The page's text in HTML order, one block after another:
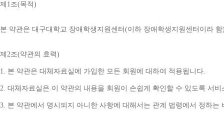
제 1조(목적)
본 약관은 대구대학교 장애학생지원센터 (이하 장애학생지원센터이라 함
제 2조(약관의 효력)
1. 본 약관은 대체자료실에 가입한 모든 회원에 대하여 적용됩니다.
2. 대체자료실은 이 약관의 내용을 회원이 손쉽게 확인할 수 있도록 서
3. 본 약관에서 명시되지 아니한 사항에 대해서는 관계 법령에서 정하는